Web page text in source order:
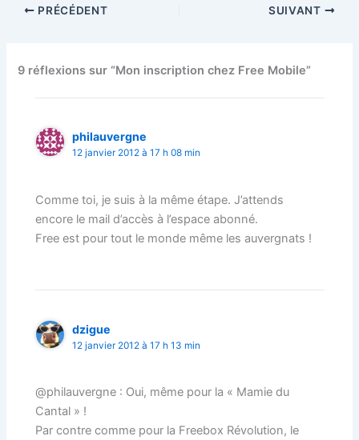
PRÉCÉDENT SUIVANT
9 réflexions sur “Mon inscription chez Free Mobile”
philauvergne
12 janvier 2012 à 17 h 08 min
Comme toi, je suis à la même étape. J’attends
encore le mail d’accès à l’espace abonné.
Free est pour tout le monde même les auvergnats !
dzigue
12 janvier 2012 à 17 h 13 min
@philauvergne : Oui, même pour la « Mamie du
Cantal » !
Par contre comme pour la Freebox Révolution, le